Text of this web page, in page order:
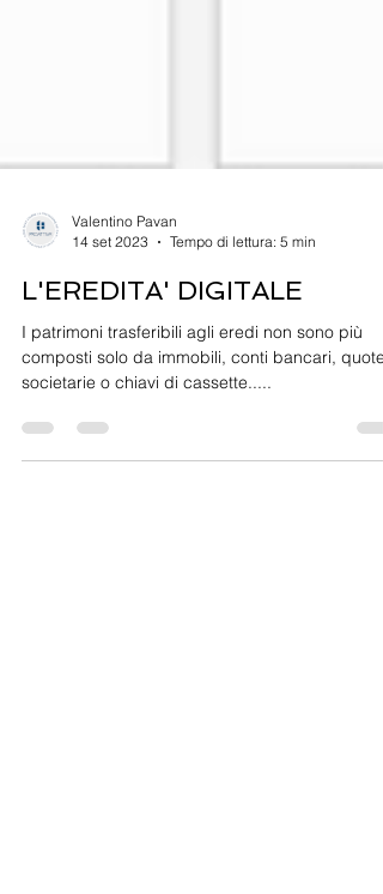
14 set 2023
Tempo di lettura: 5 min
L'EREDITA' DIGITALE
I patrimoni trasferibili agli eredi non sono più
societarie o chiavi di cassette.....